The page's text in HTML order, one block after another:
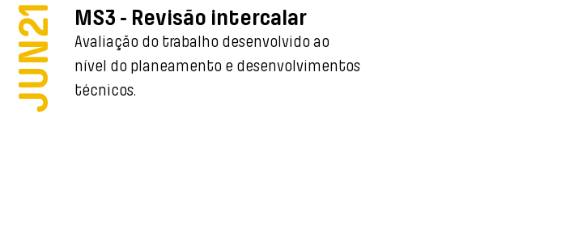
JUN21 MS3 - Revisão intercalar
Avaliação do trabalho desenvolvido ao
nível do planeamento e desenvolvimentos
técnicos.